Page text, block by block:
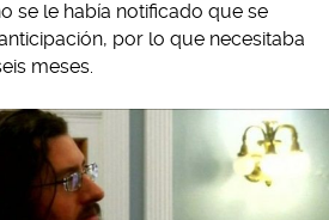
se le había notificado que se
por lo que necesitaba
meses.